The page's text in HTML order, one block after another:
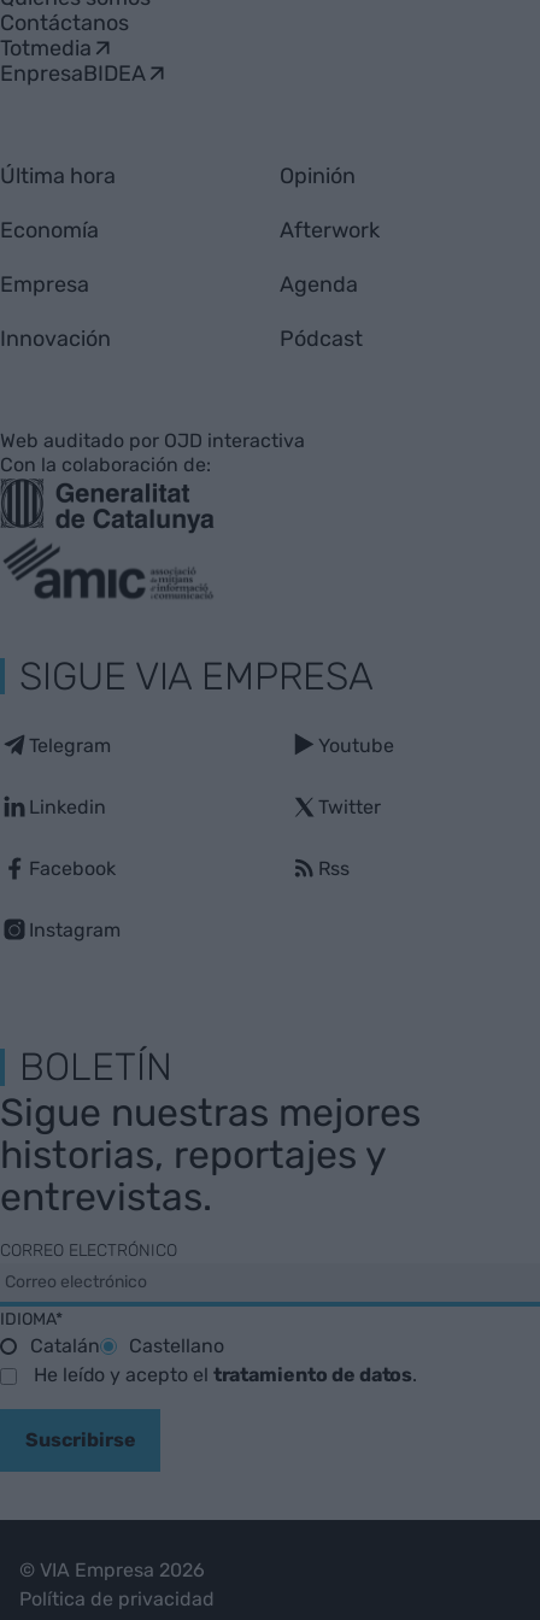
Contáctanos
Totmedia
EnpresaBIDEA
Última hora
Economía
Empresa
Innovación
Opinión
Afterwork
Agenda
Pódcast
Web auditado por OJD interactiva
Con la colaboración de:
SIGUE VIA EMPRESA
Telegram
Linkedin
Facebook
Instagram
Youtube
Twitter
Rss
BOLETÍN
Sigue nuestras mejores
historias, reportajes y
entrevistas.
CORREO ELECTRÓNICO
IDIOMA*
Catalán
Castellano
He leído y acepto el tratamiento de datos.
Suscribirse
© VIA Empresa 2026
Política de privacidad